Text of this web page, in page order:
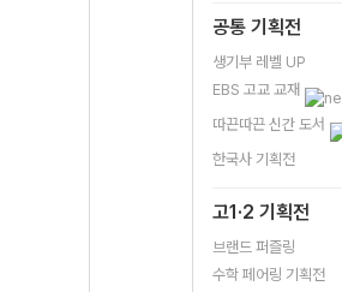
공통 기획전
생기부 레벨 UP
EBS 고교 교재
따끈따끈 신간 도서
한국사 기획전
고1·2 기획전
브랜드 퍼즐링
수학 페어링 기획전